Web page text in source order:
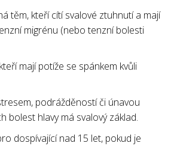
studenti v době zkoušek, sportovci v
i senioři, které trápí chronické
lékařské příčiny.
těm, kteří cítí svalové ztuhnutí a mají
migrénu (nebo tenzní bolesti
mají potíže se spánkem kvůli
podrážděností či únavou
bolest hlavy má svalový základ.
dospívající nad 15 let, pokud je